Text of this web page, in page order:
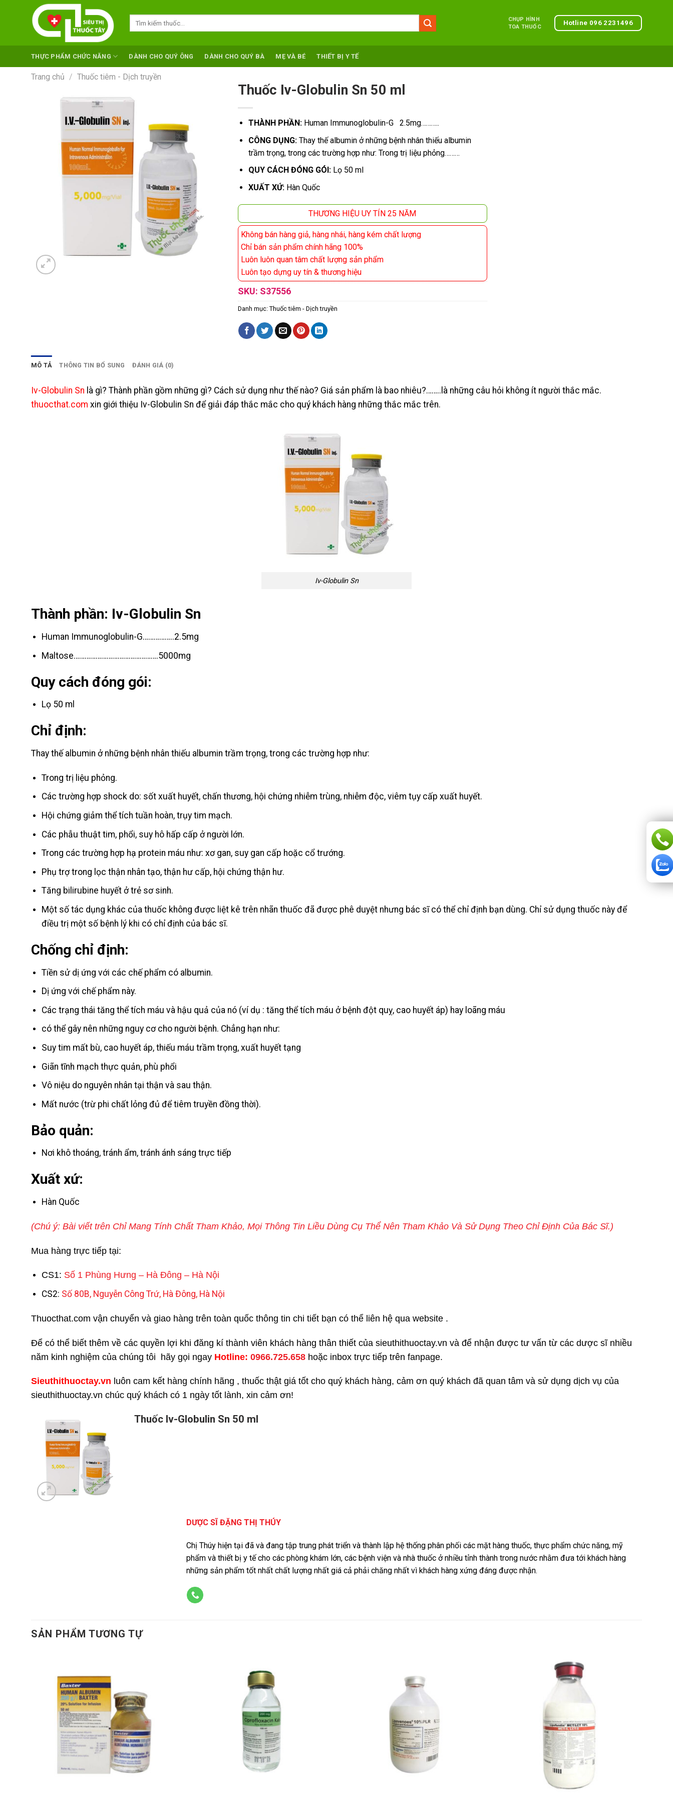
CHỤP HÌNH
TOA THUỐC
Hotline 096 2231496
THỰC PHẨM CHỨC NĂNG DÀNH CHO QUÝ ÔNG DÀNH CHO QUÝ BÀ MẸ VÀ BÉ THIẾT BỊ Y TẾ
Trang chủ / Thuốc tiêm - Dịch truyền
Thuốc Iv-Globulin Sn 50 ml
THÀNH PHẦN: Human Immunoglobulin-G 2.5mg………..
CÔNG DỤNG: Thay thế albumin ở những bệnh nhân thiếu albumin
trầm trọng, trong các trường hợp như: Trong trị liệu phỏng………
QUY CÁCH ĐÓNG GÓI: Lọ 50 ml
XUẤT XỨ: Hàn Quốc
THƯƠNG HIỆU UY TÍN 25 NĂM
Không bán hàng giả, hàng nhái, hàng kém chất lượng
Chỉ bán sản phẩm chính hãng 100%
Luôn luôn quan tâm chất lượng sản phẩm
Luôn tạo dựng uy tín & thương hiệu
SKU: S37556
Danh mục: Thuốc tiêm - Dịch truyền
MÔ TẢ THÔNG TIN BỔ SUNG ĐÁNH GIÁ (0)
Iv-Globulin Sn là gì? Thành phần gồm những gì? Cách sử dụng như thế nào? Giá sản phẩm là bao nhiêu?……..là những câu hỏi không ít người thắc mắc.
thuocthat.com xin giới thiệu Iv-Globulin Sn để giải đáp thắc mắc cho quý khách hàng những thắc mắc trên.
Iv-Globulin Sn
Thành phần: Iv-Globulin Sn
Human Immunoglobulin-G……………..2.5mg
Maltose……………………………………….5000mg
Quy cách đóng gói:
Lọ 50 ml
Chỉ định:
Thay thế albumin ở những bệnh nhân thiếu albumin trầm trọng, trong các trường hợp như:
Trong trị liệu phỏng.
Các trường hợp shock do: sốt xuất huyết, chấn thương, hội chứng nhiễm trùng, nhiễm độc, viêm tụy cấp xuất huyết.
Hội chứng giảm thể tích tuần hoàn, trụy tim mạch.
Các phẫu thuật tim, phổi, suy hô hấp cấp ở người lớn.
Trong các trường hợp hạ protein máu như: xơ gan, suy gan cấp hoặc cổ trướng.
Phụ trợ trong lọc thận nhân tạo, thận hư cấp, hội chứng thận hư.
Tăng bilirubine huyết ở trẻ sơ sinh.
Một số tác dụng khác của thuốc không được liệt kê trên nhãn thuốc đã được phê duyệt nhưng bác sĩ có thể chỉ định bạn dùng. Chỉ sử dụng thuốc này để
điều trị một số bệnh lý khi có chỉ định của bác sĩ.
Chống chỉ định:
Tiền sử dị ứng với các chế phẩm có albumin.
Dị ứng với chế phẩm này.
Các trạng thái tăng thể tích máu và hậu quả của nó (ví dụ : tăng thể tích máu ở bệnh đột quỵ, cao huyết áp) hay loãng máu
có thể gây nên những nguy cơ cho người bệnh. Chẳng hạn như:
Suy tim mất bù, cao huyết áp, thiếu máu trầm trọng, xuất huyết tạng
Giãn tĩnh mạch thực quản, phù phổi
Vô niệu do nguyên nhân tại thận và sau thận.
Mất nước (trừ phi chất lỏng đủ để tiêm truyền đồng thời).
Bảo quản:
Nơi khô thoáng, tránh ẩm, tránh ánh sáng trực tiếp
Xuất xứ:
Hàn Quốc
(Chú ý: Bài viết trên Chỉ Mang Tính Chất Tham Khảo, Mọi Thông Tin Liều Dùng Cụ Thể Nên Tham Khảo Và Sử Dụng Theo Chỉ Định Của Bác Sĩ.)
Mua hàng trực tiếp tại:
CS1: Số 1 Phùng Hưng – Hà Đông – Hà Nội
CS2: Số 80B, Nguyễn Công Trứ, Hà Đông, Hà Nội
Thuocthat.com vận chuyển và giao hàng trên toàn quốc thông tin chi tiết bạn có thể liên hệ qua website .
Để có thể biết thêm về các quyền lợi khi đăng kí thành viên khách hàng thân thiết của sieuthithuoctay.vn và để nhận được tư vấn từ các dược sĩ nhiều
năm kinh nghiệm của chúng tôi hãy gọi ngay Hotline: 0966.725.658 hoặc inbox trực tiếp trên fanpage.
Sieuthithuoctay.vn luôn cam kết hàng chính hãng , thuốc thật giá tốt cho quý khách hàng, cảm ơn quý khách đã quan tâm và sử dụng dịch vụ của
sieuthithuoctay.vn chúc quý khách có 1 ngày tốt lành, xin cảm ơn!
Thuốc Iv-Globulin Sn 50 ml
DƯỢC SĨ ĐẶNG THỊ THÚY
Chị Thúy hiện tại đã và đang tập trung phát triển và thành lập hệ thống phân phối các mặt hàng thuốc, thực phẩm chức năng, mỹ
phẩm và thiết bị y tế cho các phòng khám lớn, các bệnh viện và nhà thuốc ở nhiều tỉnh thành trong nước nhằm đưa tới khách hàng
những sản phẩm tốt nhất chất lượng nhất giá cả phải chăng nhất vì khách hàng xứng đáng được nhận.
SẢN PHẨM TƯƠNG TỰ